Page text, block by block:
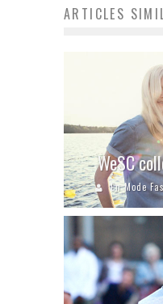
ARTICLES
WeSC
En Mode